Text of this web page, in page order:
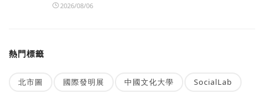
2026/08/06
熱門標籤
北市圖 國際發明展 中國文化大學 SocialLab